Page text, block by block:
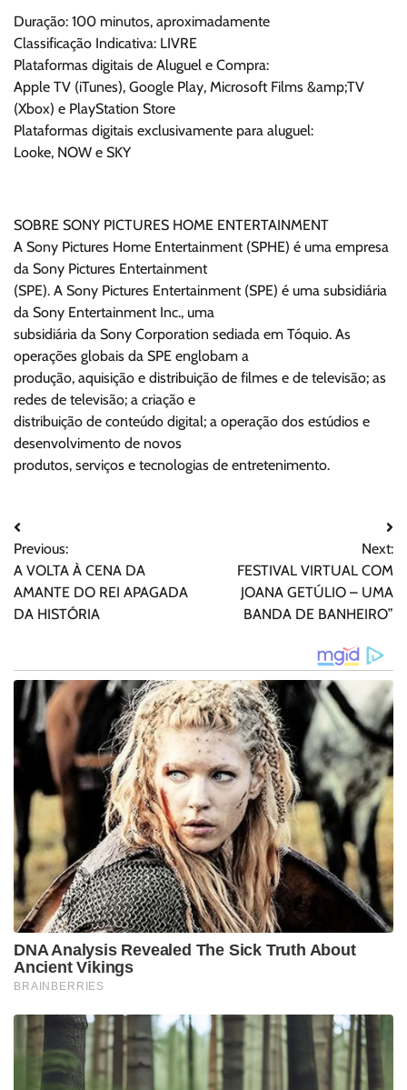
Duração: 100 minutos, aproximadamente
Classificação Indicativa: LIVRE
Plataformas digitais de Aluguel e Compra:
Apple TV (iTunes), Google Play, Microsoft Films &amp;TV
(Xbox) e PlayStation Store
Plataformas digitais exclusivamente para aluguel:
Looke, NOW e SKY
SOBRE SONY PICTURES HOME ENTERTAINMENT
A Sony Pictures Home Entertainment (SPHE) é uma empresa
da Sony Pictures Entertainment
(SPE). A Sony Pictures Entertainment (SPE) é uma subsidiária
da Sony Entertainment Inc., uma
subsidiária da Sony Corporation sediada em Tóquio. As
operações globais da SPE englobam a
produção, aquisição e distribuição de filmes e de televisão; as
redes de televisão; a criação e
distribuição de conteúdo digital; a operação dos estúdios e
desenvolvimento de novos
produtos, serviços e tecnologias de entretenimento.
Navegação
de
Post
Previous:
A VOLTA À CENA DA
AMANTE DO REI APAGADA
DA HISTÓRIA
Next:
FESTIVAL VIRTUAL COM
JOANA GETÚLIO – UMA
BANDA DE BANHEIRO”